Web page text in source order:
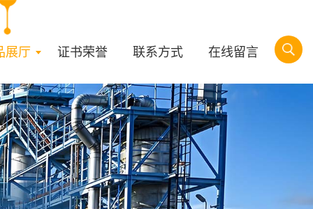
展厅 证书荣誉 联系方式 在线留言